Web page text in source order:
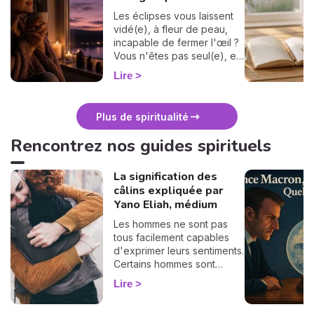
Les éclipses vous laissent
vidé(e), à fleur de peau,
incapable de fermer l'œil ?
Vous n'êtes pas seul(e), et
surtout : ça se traverse en
douceur. Voici 7 gestes
énergétiquement et
intérieur. 🛡️🌒
Lire
Plus de spiritualité
Rencontrez nos guides spirituels
La signification des
câlins expliquée par
Yano Eliah, médium
Les hommes ne sont pas
tous facilement capables
d'exprimer leurs sentiments.
Certains hommes sont
habitués à contrôler leurs
sentiments, par conséquent
Lire